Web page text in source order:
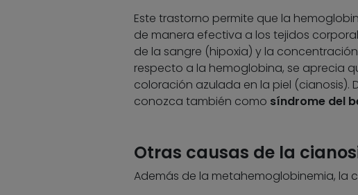
Este trastorno permite que la
de manera efectiva a los tejidos
de la sangre (hipoxia) y la
respecto a la hemoglobina, se aprecia
coloración azulada en la piel (cianosis).
conozca también como síndrome del
Otras causas de la
Además de la metahemoglobinemia, la